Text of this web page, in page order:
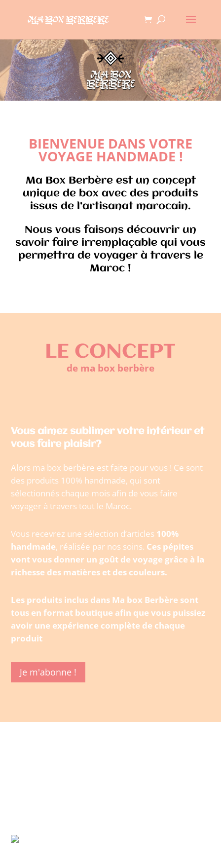
BIENVENUE DANS VOTRE
VOYAGE HANDMADE !
Ma Box Berbère est un concept
unique de box avec des produits
issus de l’artisanat marocain.
Nous vous faisons découvrir un
savoir faire irremplaçable qui vous
permettra de voyager à travers le
Maroc !
LE CONCEPT
de ma box berbère
Vous aimez sublimer votre intérieur et
vous faire plaisir?
Alors ma box berbère est faite pour vous ! Ce sont
des produits 100% handmade, qui sont
sélectionnés chaque mois afin de vous faire
voyager à travers tout le Maroc.
Vous recevrez une sélection d’articles 100%
handmade, réalisée par nos soins. Ces pépites
vont vous donner un goût de voyage grâce à la
richesse des matières et des couleurs.
Les produits inclus dans Ma box Berbère sont
tous en format boutique afin que vous puissiez
avoir une expérience complète de chaque
produit
Je m'abonne !